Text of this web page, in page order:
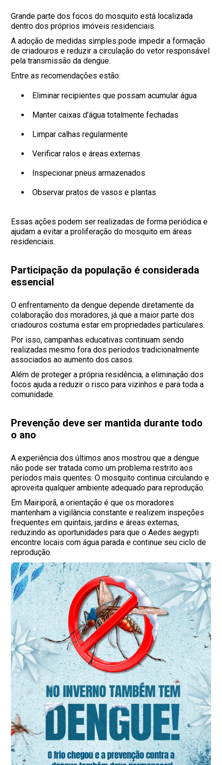
Grande parte dos focos do mosquito está localizada
dentro dos próprios imóveis residenciais.
A adoção de medidas simples pode impedir a formação
de criadouros e reduzir a circulação do vetor responsável
pela transmissão da dengue.
Entre as recomendações estão:
Eliminar recipientes que possam acumular água
Manter caixas d’água totalmente fechadas
Limpar calhas regularmente
Verificar ralos e áreas externas
Inspecionar pneus armazenados
Observar pratos de vasos e plantas
Essas ações podem ser realizadas de forma periódica e
ajudam a evitar a proliferação do mosquito em áreas
residenciais.
Participação da população é considerada
essencial
O enfrentamento da dengue depende diretamente da
colaboração dos moradores, já que a maior parte dos
criadouros costuma estar em propriedades particulares.
Por isso, campanhas educativas continuam sendo
realizadas mesmo fora dos períodos tradicionalmente
associados ao aumento dos casos.
Além de proteger a própria residência, a eliminação dos
focos ajuda a reduzir o risco para vizinhos e para toda a
comunidade.
Prevenção deve ser mantida durante todo
o ano
A experiência dos últimos anos mostrou que a dengue
não pode ser tratada como um problema restrito aos
períodos mais quentes. O mosquito continua circulando e
aproveita qualquer ambiente adequado para reprodução.
Em Mairiporã, a orientação é que os moradores
mantenham a vigilância constante e realizem inspeções
frequentes em quintais, jardins e áreas externas,
reduzindo as oportunidades para que o Aedes aegypti
encontre locais com água parada e continue seu ciclo de
reprodução.